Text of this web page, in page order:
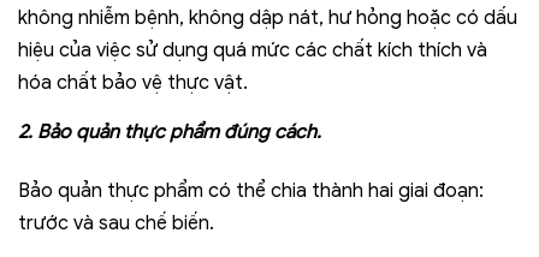
không nhiễm bệnh, không dập nát, hư hỏng hoặc có dấu
hiệu của việc sử dụng quá mức các chất kích thích và
hóa chất bảo vệ thực vật.
2. Bảo quản thực phẩm đúng cách.
Bảo quản thực phẩm có thể chia thành hai giai đoạn:
trước và sau chế biến.